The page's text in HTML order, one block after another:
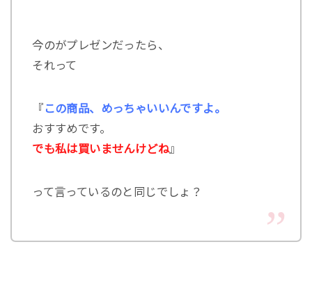
今のがプレゼンだったら、
それって
『 この商品、めっちゃいいんですよ。
おすすめです。
でも私は買いませんけどね』
って言っているのと同じでしょ？